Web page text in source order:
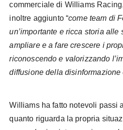
commerciale di Williams
inoltre aggiunto “come team di
un’importante e ricca storia alle
ampliare e a fare crescere i
riconoscendo e valorizzando
diffusione della disinformazione
Williams ha fatto notevoli passi
quanto riguarda la propria